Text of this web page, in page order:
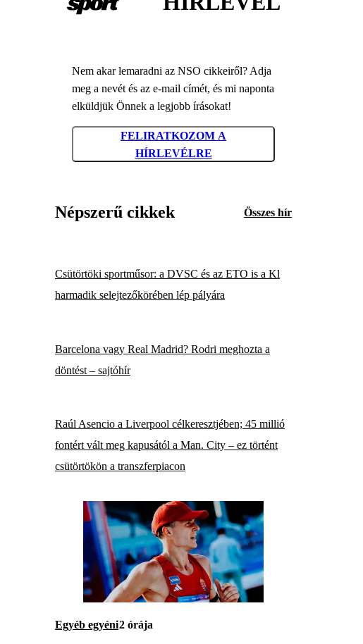
Nem akar lemaradni az NSO cikkeiről? Adja
meg a nevét és az e-mail címét, és mi naponta
elküldjük Önnek a legjobb írásokat!
FELIRATKOZOM A
HÍRLEVÉLRE
Népszerű cikkek Összes hír
Csütörtöki sportműsor: a DVSC és az ETO is a Kl
harmadik selejtezőkörében lép pályára
Barcelona vagy Real Madrid? Rodri meghozta a
döntést – sajtóhír
Raúl Asencio a Liverpool célkeresztjében; 45 millió
fontért vált meg kapusától a Man. City – ez történt
csütörtökön a transzferpiacon
Egyéb egyéni2 órája